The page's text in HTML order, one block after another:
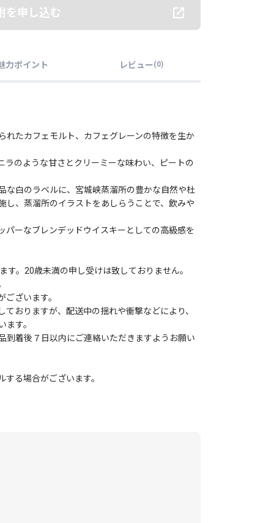
を申し込む
力ポイント レビュー(0)
れたカフェモルト、カフェグレーンの特徴を生か
ラのような甘さとクリーミーな味わい、ピートの
な白のラベルに、宮城峡蒸溜所の豊かな自然や杜
し、蒸溜所のイラストをあしらうことで、飲みや
パーなブレンデッドウイスキーとしての高級感を
。20歳未満の申し受けは致しておりません。
ざいます。
おりますが、配送中の揺れや衝撃などにより、
ます。
着後７日以内にご連絡いただきますようお願い
る場合がございます。